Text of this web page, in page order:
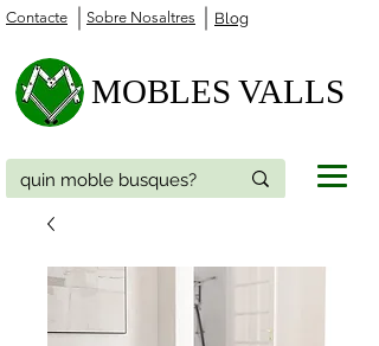
Contacte Blog
Sobre Nosaltres
MOBLES VALLS